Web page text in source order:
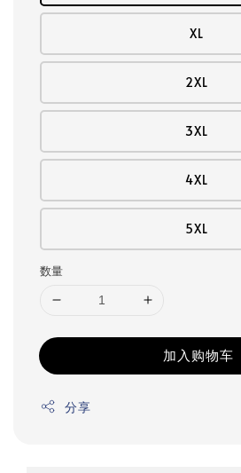
XL
2XL
3XL
4XL
5XL
数量
加入购物车
分享